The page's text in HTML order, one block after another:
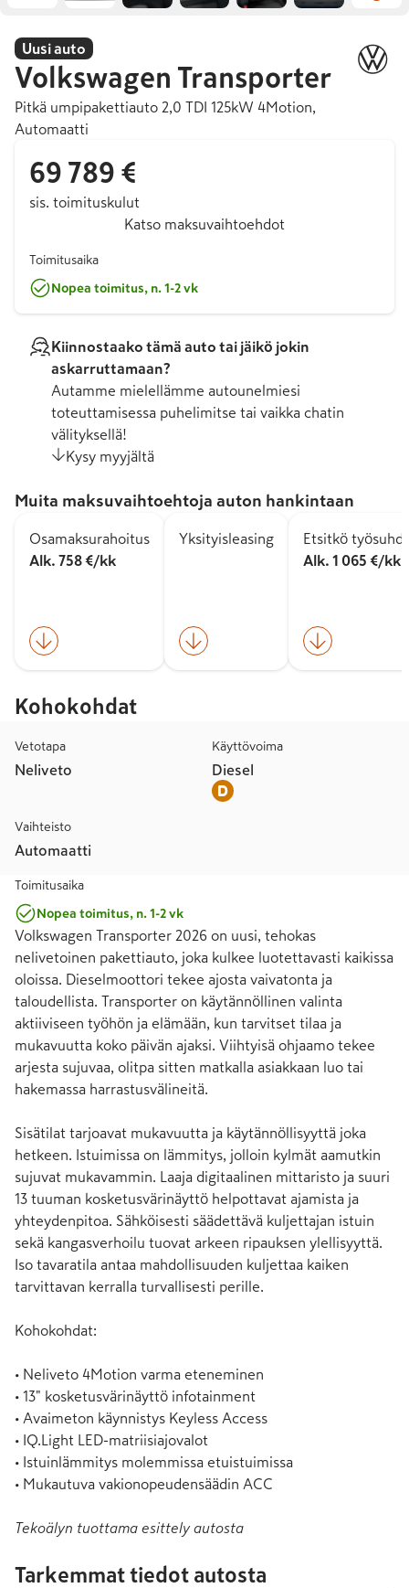
Uusi auto
Volkswagen Transporter
Pitkä umpipakettiauto 2,0 TDI 125kW 4Motion,
Automaatti
69 789 €
sis. toimituskulut
Katso maksuvaihtoehdot
Toimitusaika
Nopea toimitus, n. 1-2 vk
Kiinnostaako tämä auto tai jäikö jokin
askarruttamaan?
Autamme mielellämme autounelmiesi
toteuttamisessa puhelimitse tai vaikka chatin
välityksellä!
Kysy myyjältä
Muita maksuvaihtoehtoja auton hankintaan
Osamaksurahoitus
Alk. 758 €/kk
Yksityisleasing
Etsitkö
Alk. 1 065 €/kk
Kohokohdat
Vetotapa
Neliveto
Käyttövoima
Diesel
Vaihteisto
Automaatti
Toimitusaika
Nopea toimitus, n. 1-2 vk
Volkswagen Transporter 2026 on uusi, tehokas
nelivetoinen pakettiauto, joka kulkee luotettavasti kaikissa
oloissa. Dieselmoottori tekee ajosta vaivatonta ja
taloudellista. Transporter on käytännöllinen valinta
aktiiviseen työhön ja elämään, kun tarvitset tilaa ja
mukavuutta koko päivän ajaksi. Viihtyisä ohjaamo tekee
arjesta sujuvaa, olitpa sitten matkalla asiakkaan luo tai
hakemassa harrastusvälineitä.
Sisätilat tarjoavat mukavuutta ja käytännöllisyyttä joka
hetkeen. Istuimissa on lämmitys, jolloin kylmät aamutkin
sujuvat mukavammin. Laaja digitaalinen mittaristo ja suuri
13 tuuman kosketusvärinäyttö helpottavat ajamista ja
yhteydenpitoa. Sähköisesti säädettävä kuljettajan istuin
sekä kangasverhoilu tuovat arkeen ripauksen ylellisyyttä.
Iso tavaratila antaa mahdollisuuden kuljettaa kaiken
tarvittavan kerralla turvallisesti perille.
Kohokohdat:
• Neliveto 4Motion varma eteneminen
• 13" kosketusvärinäyttö infotainment
• Avaimeton käynnistys Keyless Access
• IQ.Light LED-matriisiajovalot
• Istuinlämmitys molemmissa etuistuimissa
• Mukautuva vakionopeudensäädin ACC
Tekoälyn tuottama esittely autosta
Tarkemmat tiedot autosta